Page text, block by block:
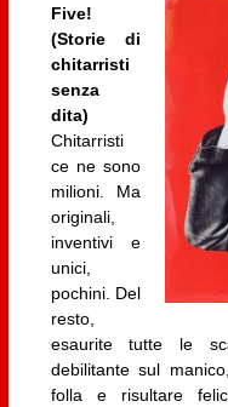
Five!
(Storie di
chitarristi
senza
dita)
Chitarristi
ce ne sono
milioni. Ma
originali,
inventivi e
unici,
pochini. Del
resto,
esaurite tutte le
debilitante sul
folla e risultare